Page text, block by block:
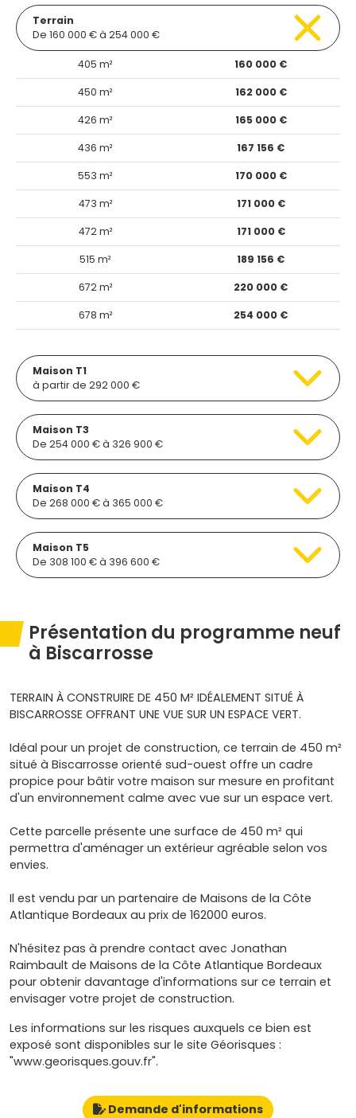
Terrain
De 160 000 € à 254 000 €
405 m² 160 000 €
450 m² 162 000 €
426 m² 165 000 €
436 m² 167 156 €
553 m² 170 000 €
473 m² 171 000 €
472 m² 171 000 €
515 m² 189 156 €
672 m² 220 000 €
678 m² 254 000 €
Maison T1
à partir de 292 000 €
Maison T3
De 254 000 € à 326 900 €
Maison T4
De 268 000 € à 365 000 €
Maison T5
De 308 100 € à 396 600 €
Présentation du programme neuf
à Biscarrosse
TERRAIN À CONSTRUIRE DE 450 M² IDÉALEMENT SITUÉ À
BISCARROSSE OFFRANT UNE VUE SUR UN ESPACE VERT.
Idéal pour un projet de construction, ce terrain de 450 m²
situé à Biscarrosse orienté sud-ouest offre un cadre
propice pour bâtir votre maison sur mesure en profitant
d'un environnement calme avec vue sur un espace vert.
Cette parcelle présente une surface de 450 m² qui
permettra d'aménager un extérieur agréable selon vos
envies.
Il est vendu par un partenaire de Maisons de la Côte
Atlantique Bordeaux au prix de 162000 euros.
N'hésitez pas à prendre contact avec Jonathan
Raimbault de Maisons de la Côte Atlantique Bordeaux
pour obtenir davantage d'informations sur ce terrain et
envisager votre projet de construction.
Les informations sur les risques auxquels ce bien est
exposé sont disponibles sur le site Géorisques :
"www.georisques.gouv.fr".
Demande d'informations